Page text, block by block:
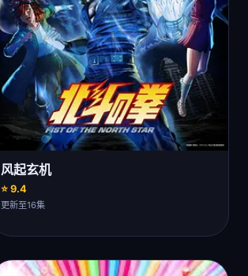
风起玄机
⭐ 9.4
更新至16集